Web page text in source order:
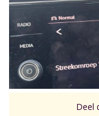
Vorig uur
Deel